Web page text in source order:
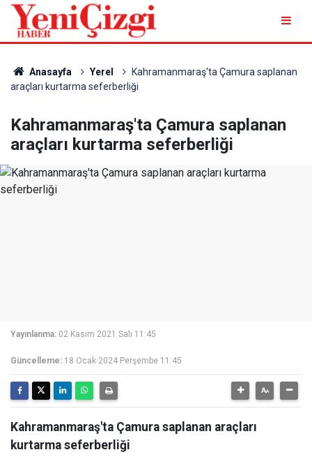
Anasayfa Yerel
Kahramanmaraş'ta Çamura saplanan
araçları kurtarma seferberliği
Kahramanmaraş'ta Çamura saplanan
araçları kurtarma seferberliği
Yayınlanma: 02 Kasım 2021 Salı 11:45
Güncelleme: 18 Ocak 2024 Perşembe 11:45
Kahramanmaraş'ta Çamura saplanan araçları
kurtarma seferberliği